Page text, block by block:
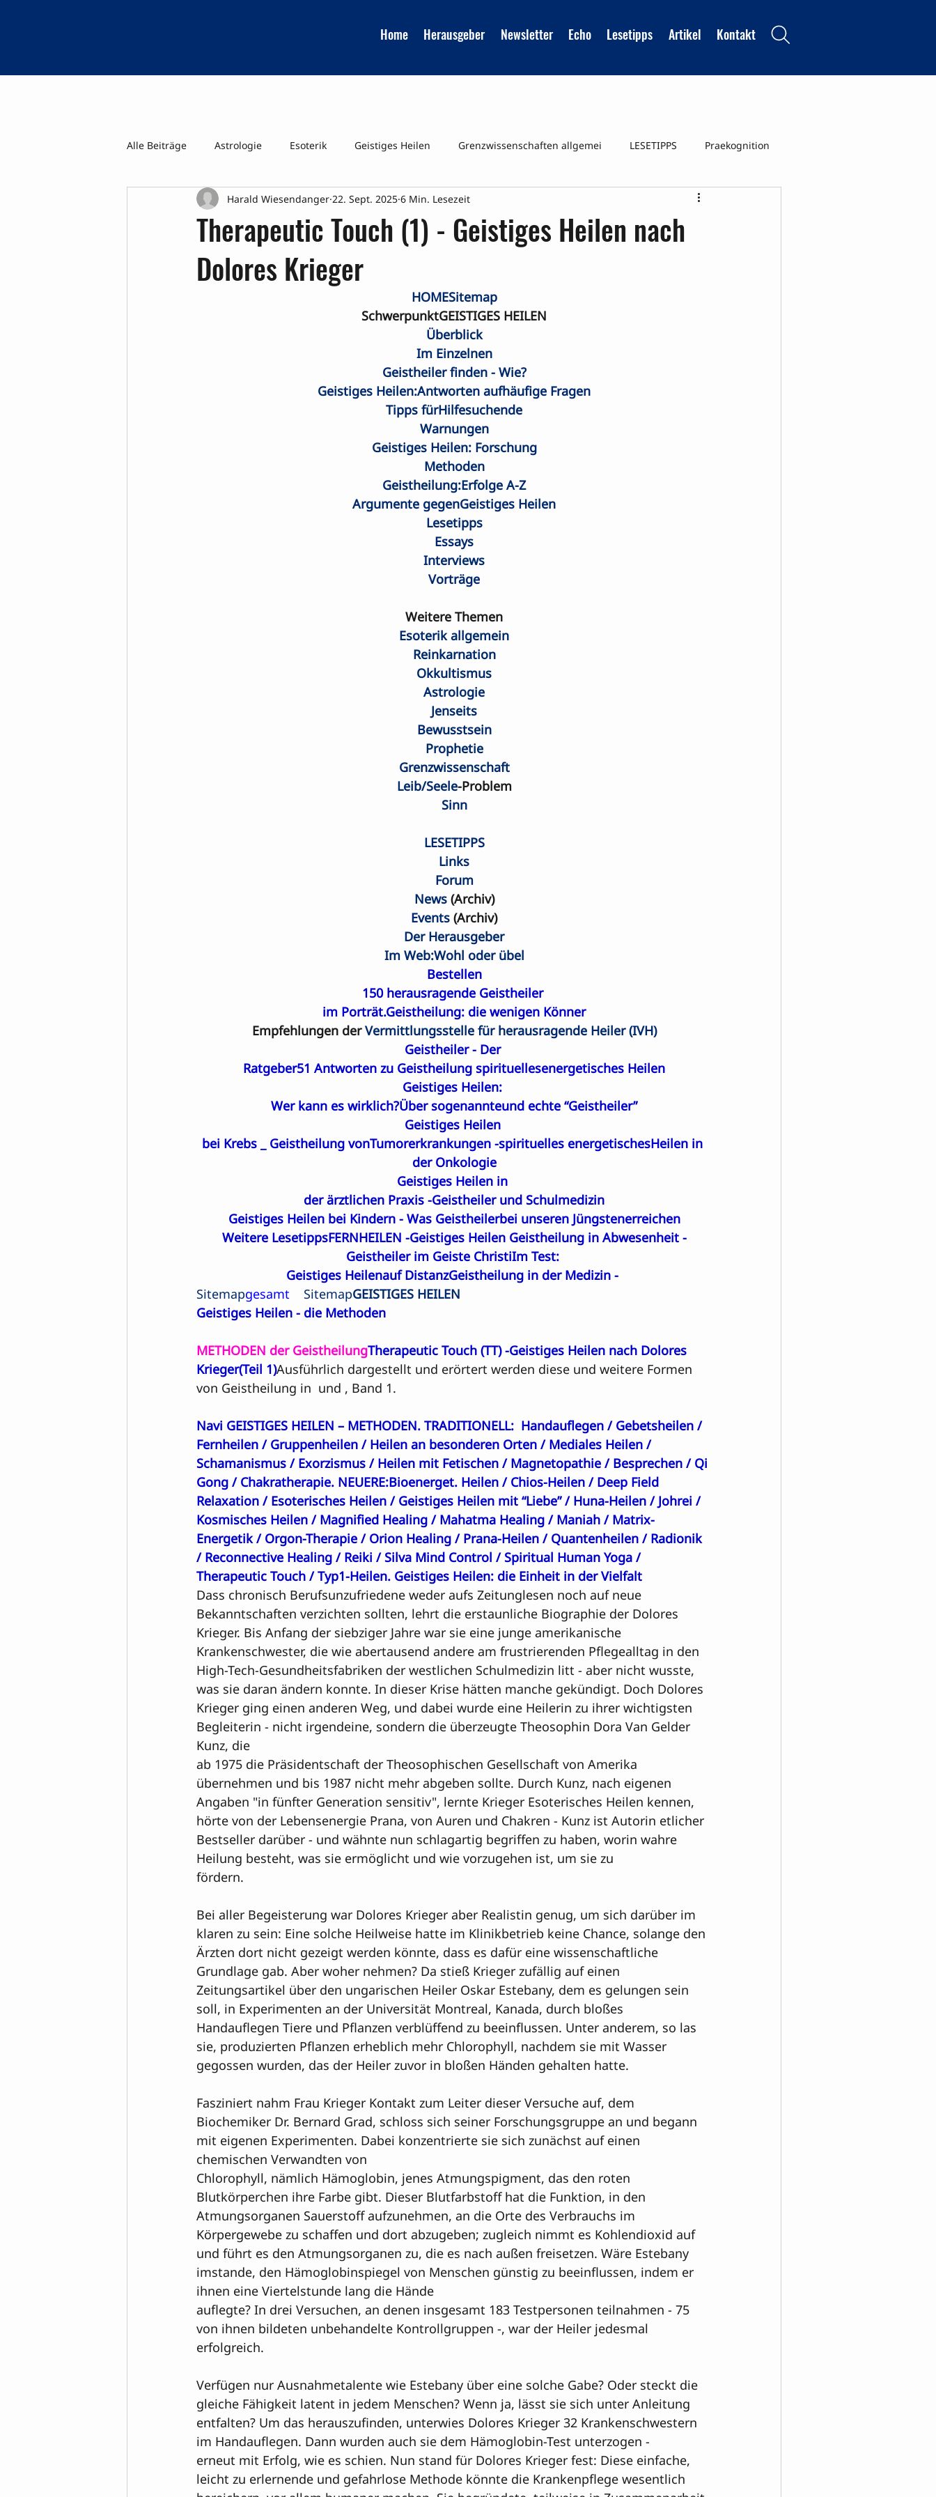
Home Herausgeber Newsletter Echo Lesetipps Artikel Kontakt
Alle Beiträge Astrologie Esoterik Geistiges Heilen Grenzwissenschaften allgemei LESETIPPS Praekognition
Psi-Tage WK Geistiges Heilen ua Reinkarnation UMFRAGEN
Therapeutic Touch (1) - Geistiges Heilen nach
Dolores Krieger
Harald Wiesendanger 22. Sept. 2025 6 Min. Lesezeit
HOMESitemap
SchwerpunktGEISTIGES HEILEN
Überblick
Im Einzelnen
Geistheiler finden - Wie?
Geistiges Heilen:Antworten aufhäufige Fragen
Tipps fürHilfesuchende
Warnungen
Geistiges Heilen: Forschung
Methoden
Geistheilung:Erfolge A-Z
Argumente gegenGeistiges Heilen
Lesetipps
Essays
Interviews
Vorträge
Weitere Themen
Esoterik allgemein
Reinkarnation
Okkultismus
Astrologie
Jenseits
Bewusstsein
Prophetie
Grenzwissenschaft
Leib/Seele-Problem
Sinn
LESETIPPS
Links
Forum
News (Archiv)
Events (Archiv)
Der Herausgeber
Im Web:Wohl oder übel
Bestellen
150 herausragende Geistheiler
im Porträt.Geistheilung: die wenigen Könner
Empfehlungen der Vermittlungsstelle für herausragende Heiler (IVH)
Geistheiler - Der
Ratgeber51 Antworten zu Geistheilung spirituellesenergetisches Heilen
Geistiges Heilen:
Wer kann es wirklich?Über sogenannteund echte “Geistheiler”
Geistiges Heilen
bei Krebs _ Geistheilung vonTumorerkrankungen -spirituelles energetischesHeilen in
der Onkologie
Geistiges Heilen in
der ärztlichen Praxis -Geistheiler und Schulmedizin
Geistiges Heilen bei Kindern - Was Geistheilerbei unseren Jüngstenerreichen
Weitere LesetippsFERNHEILEN -Geistiges Heilen Geistheilung in Abwesenheit -
Geistheiler im Geiste ChristiIm Test:
Geistiges Heilenauf DistanzGeistheilung in der Medizin -
Sitemapgesamt SitemapGEISTIGES HEILEN
Geistiges Heilen - die Methoden
METHODEN der GeistheilungTherapeutic Touch (TT) -Geistiges Heilen nach Dolores
Krieger(Teil 1)Ausführlich dargestellt und erörtert werden diese und weitere Formen
von Geistheilung in und , Band 1.
Navi GEISTIGES HEILEN – METHODEN. TRADITIONELL: Handauflegen / Gebetsheilen /
Fernheilen / Gruppenheilen / Heilen an besonderen Orten / Mediales Heilen /
Schamanismus / Exorzismus / Heilen mit Fetischen / Magnetopathie / Besprechen / Qi
Gong / Chakratherapie. NEUERE:Bioenerget. Heilen / Chios-Heilen / Deep Field
Relaxation / Esoterisches Heilen / Geistiges Heilen mit “Liebe” / Huna-Heilen / Johrei /
Kosmisches Heilen / Magnified Healing / Mahatma Healing / Maniah / Matrix-
Energetik / Orgon-Therapie / Orion Healing / Prana-Heilen / Quantenheilen / Radionik
/ Reconnective Healing / Reiki / Silva Mind Control / Spiritual Human Yoga /
Therapeutic Touch / Typ1-Heilen. Geistiges Heilen: die Einheit in der Vielfalt
Dass chronisch Berufsunzufriedene weder aufs Zeitunglesen noch auf neue
Bekanntschaften verzichten sollten, lehrt die erstaunliche Biographie der Dolores
Krieger. Bis Anfang der siebziger Jahre war sie eine junge amerikanische
Krankenschwester, die wie abertausend andere am frustrierenden Pflegealltag in den
High-Tech-Gesundheitsfabriken der westlichen Schulmedizin litt - aber nicht wusste,
was sie daran ändern konnte. In dieser Krise hätten manche gekündigt. Doch Dolores
Krieger ging einen anderen Weg, und dabei wurde eine Heilerin zu ihrer wichtigsten
Begleiterin - nicht irgendeine, sondern die überzeugte Theosophin Dora Van Gelder
Kunz, die
ab 1975 die Präsidentschaft der Theosophischen Gesellschaft von Amerika
übernehmen und bis 1987 nicht mehr abgeben sollte. Durch Kunz, nach eigenen
Angaben "in fünfter Generation sensitiv", lernte Krieger Esoterisches Hei­len kennen,
hörte von der Lebensenergie Prana, von Auren und Chakren - Kunz ist Autorin etlicher
Bestseller darüber - und wähnte nun schlagartig begriffen zu haben, worin wahre
Heilung besteht, was sie ermöglicht und wie vorzugehen ist, um sie zu
fördern.
Bei aller Begeisterung war Dolores Krieger aber Realistin genug, um sich darüber im
klaren zu sein: Eine solche Heilweise hatte im Klinikbetrieb keine Chance, solange den
Ärzten dort nicht gezeigt werden könnte, dass es dafür eine wissenschaftliche
Grundlage gab. Aber woher nehmen? Da stieß Krieger zufällig auf einen
Zeitungsartikel über den ungarischen Heiler Oskar Estebany, dem es gelungen sein
soll, in Experimenten an der Universität Montreal, Kanada, durch bloßes
Handauflegen Tiere und Pflanzen verblüffend zu beeinflussen. Unter anderem, so las
sie, produzierten Pflanzen erheblich mehr Chlorophyll, nachdem sie mit Wasser
gegossen wurden, das der Heiler zuvor in bloßen Händen gehalten hatte.
Fasziniert nahm Frau Krieger Kontakt zum Leiter dieser Versuche auf, dem
Biochemiker Dr. Bernard Grad, schloss sich seiner Forschungsgruppe an und begann
mit eigenen Experimenten. Dabei konzentrierte sie sich zunächst auf einen
chemischen Verwandten von
Chlorophyll, nämlich Hämoglobin, jenes Atmungspigment, das den roten
Blutkörperchen ihre Farbe gibt. Dieser Blutfarbstoff hat die Funktion, in den
Atmungsorganen Sauerstoff aufzunehmen, an die Orte des Verbrauchs im
Körpergewebe zu schaffen und dort abzugeben; zugleich nimmt es Kohlendioxid auf
und führt es den Atmungsorganen zu, die es nach außen freisetzen. Wäre Estebany
imstande, den Hämoglobinspiegel von Menschen günstig zu beeinflussen, indem er
ihnen eine Viertelstunde lang die Hände
auflegte? In drei Versuchen, an denen insgesamt 183 Testpersonen teilnahmen - 75
von ihnen bildeten unbehandelte Kontrollgruppen -, war der Heiler jedesmal
erfolgreich.
Verfügen nur Ausnahmetalente wie Estebany über eine solche Gabe? Oder steckt die
gleiche Fähigkeit latent in jedem Menschen? Wenn ja, lässt sie sich unter Anleitung
entfalten? Um das herauszufinden, unterwies Dolores Krieger 32 Krankenschwestern
im Handauflegen. Dann wurden auch sie dem Hämoglobin-Test unterzogen -
erneut mit Erfolg, wie es schien. Nun stand für Dolores Krieger fest: Diese einfache,
leicht zu erlernende und gefahrlose Methode könnte die Krankenpflege wesentlich